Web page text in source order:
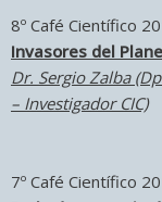
8º Café Científico
Invasores del
Dr. Sergio Zalba
– Investigador CIC)
7º Café Científico